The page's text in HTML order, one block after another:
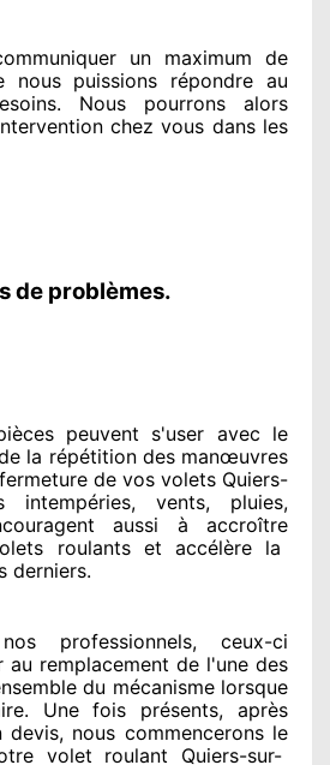
un maximum de
nous puissions répondre au
. Nous pourrons alors
chez vous dans les
de problèmes.
peuvent s'user avec le
la répétition des manœuvres
de vos volets Quiers-
intempéries, vents, pluies,
aussi à accroître
roulants et accélère la
derniers.
professionnels, ceux-ci
au remplacement de l'une des
du mécanisme lorsque
. Une fois présents, après
devis, nous commencerons le
volet roulant Quiers-sur-